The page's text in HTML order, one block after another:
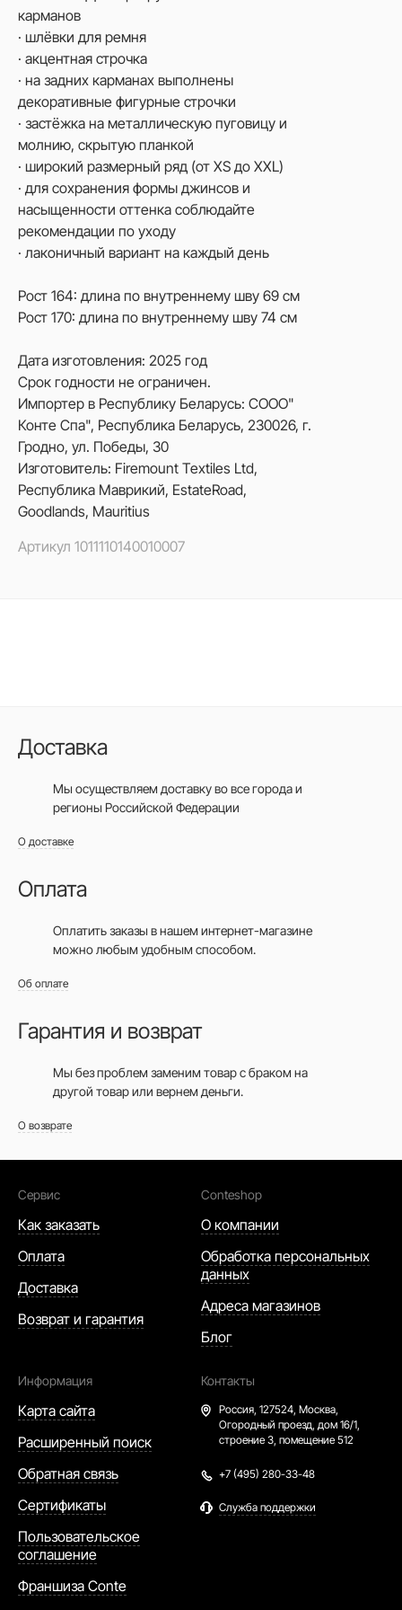
карманов
· шлёвки для ремня
· акцентная строчка
· на задних карманах выполнены
декоративные фигурные строчки
· застёжка на металлическую пуговицу и
молнию, скрытую планкой
· широкий размерный ряд (от XS до XXL)
· для сохранения формы джинсов и
насыщенности оттенка соблюдайте
рекомендации по уходу
· лаконичный вариант на каждый день
Рост 164: длина по внутреннему шву 69 см
Рост 170: длина по внутреннему шву 74 см
Дата изготовления: 2025 год
Срок годности не ограничен.
Импортер в Республику Беларусь: СООО"
Конте Спа", Республика Беларусь, 230026, г.
Гродно, ул. Победы, 30
Изготовитель: Firemount Textiles Ltd,
Республика Маврикий, EstateRoad,
Goodlands, Mauritius
Артикул 1011110140010007
Доставка
Мы осуществляем доставку во все городаи
регионы Российской Федерации
О доставке
Оплата
Оплатить заказы в нашем интернет-магазине
можно любым удобным способом.
Об оплате
Гарантия и возврат
Мы без проблем заменим товар с браком на
другой товар или вернем деньги.
О возврате
Сервис
Как заказать
Оплата
Доставка
Возврат и гарантия
Conteshop
О компании
Обработка персональных
данных
Адреса магазинов
Блог
Информация
Карта сайта
Расширенный поиск
Обратная связь
Сертификаты
Пользовательское
соглашение
Франшиза Conte
Контакты
Россия, 127524, Москва,
Огородный проезд, дом 16/1,
строение 3, помещение 512
+7 (495) 280-33-48
Служба поддержки